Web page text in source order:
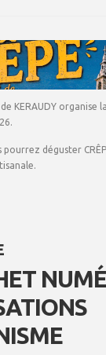
KERAUDY organise
déguster